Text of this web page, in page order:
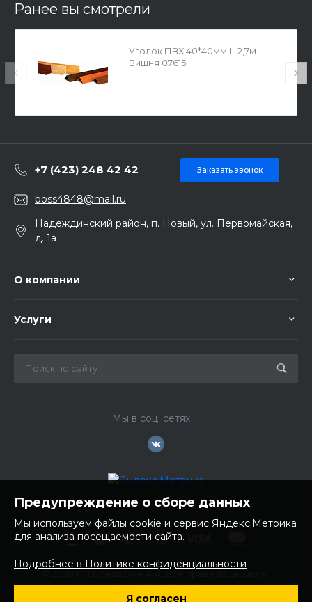
Ранее вы смотрели
Уголок ПВХ 40*40мм L-2,7м
Вишня 07615
+7 (423) 248 42 42 Заказать звонок
boss4848@mail.ru
Надеждинский район, п. Новый, ул. Первомайская,
д. 1а
О компании
Услуги
Мы в соц. сетях
ИНН: 252100758085
Предупреждение о сборе данных
Мы используем файлы cookie и сервис Яндекс.Метрика
для анализа посещаемости сайта.
Подробнее в Политике конфиденциальности
Я согласен